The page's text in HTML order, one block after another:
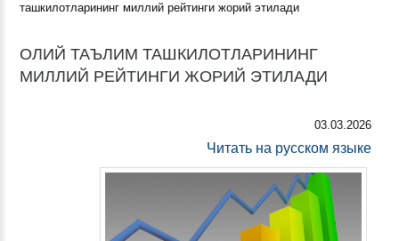
ташкилотларининг миллий рейтинги жорий этилади
ОЛИЙ ТАЪЛИМ ТАШКИЛОТЛАРИНИНГ
МИЛЛИЙ РЕЙТИНГИ ЖОРИЙ ЭТИЛАДИ
03.03.2026
Читать на русском языке